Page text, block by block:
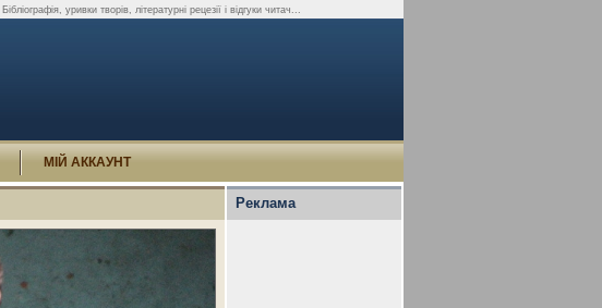
уривки творів, літературні рецезії і відгуки читач...
МІЙ АККАУНТ
Реклама